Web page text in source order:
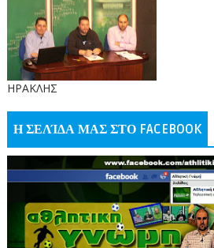
ΗΡΑΚΛΗΣ
Η ΣΕΛΊΔΑ ΜΑΣ ΣΤΟ FACEBOOK